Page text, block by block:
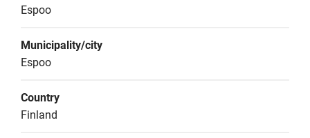
Espoo
Municipality/city
Espoo
Country
Finland